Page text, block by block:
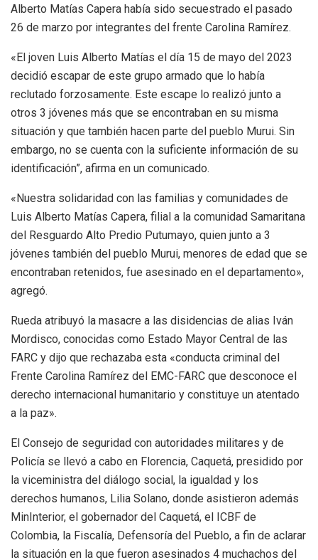
Alberto Matías Capera había sido secuestrado el pasado
26 de marzo por integrantes del frente Carolina Ramírez.
«El joven Luis Alberto Matías el día 15 de mayo del 2023
decidió escapar de este grupo armado que lo había
reclutado forzosamente. Este escape lo realizó junto a
otros 3 jóvenes más que se encontraban en su misma
situación y que también hacen parte del pueblo Murui. Sin
embargo, no se cuenta con la suficiente información de su
identificación”, afirma en un comunicado.
«Nuestra solidaridad con las familias y comunidades de
Luis Alberto Matías Capera, filial a la comunidad Samaritana
del Resguardo Alto Predio Putumayo, quien junto a 3
jóvenes también del pueblo Murui, menores de edad que se
encontraban retenidos, fue asesinado en el departamento»,
agregó.
Rueda atribuyó la masacre a las disidencias de alias Iván
Mordisco, conocidas como Estado Mayor Central de las
FARC y dijo que rechazaba esta «conducta criminal del
Frente Carolina Ramírez del EMC-FARC que desconoce el
derecho internacional humanitario y constituye un atentado
a la paz».
El Consejo de seguridad con autoridades militares y de
Policía se llevó a cabo en Florencia, Caquetá, presidido por
la viceministra del diálogo social, la igualdad y los
derechos humanos, Lilia Solano, donde asistieron además
MinInterior, el gobernador del Caquetá, el ICBF de
Colombia, la Fiscalía, Defensoría del Pueblo, a fin de aclarar
la situación en la que fueron asesinados 4 muchachos del